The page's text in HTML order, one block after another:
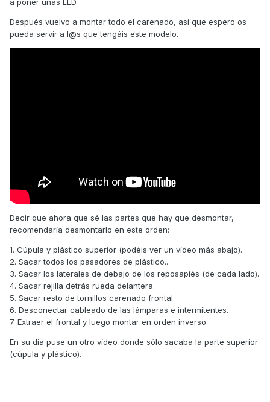
Después vuelvo a montar todo el carenado, así que espero os
pueda servir a l@s que tengáis este modelo.
Decir que ahora que sé las partes que hay que desmontar,
recomendaría desmontarlo en este orden:
1. Cúpula y plástico superior (podéis ver un vídeo más abajo).
2. Sacar todos los pasadores de plástico..
3. Sacar los laterales de debajo de los reposapiés (de cada lado).
4. Sacar rejilla detrás rueda delantera.
5. Sacar resto de tornillos carenado frontal.
6. Desconectar cableado de las lámparas e intermitentes.
7. Extraer el frontal y luego montar en orden inverso.
En su día puse un otro vídeo donde sólo sacaba la parte superior
(cúpula y plástico).